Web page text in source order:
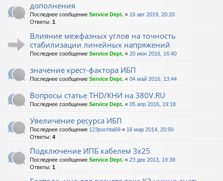
дополнения
Последнее сообщение Service Dept. « 16 авг 2019, 20:20
Ответы: 1
Влияние межфазных углов на точность
стабилизации линейных напряжений
Последнее сообщение Service Dept. « 20 июн 2016, 16:40
значение крест-фактора ИБП
Последнее сообщение Service Dept. « 04 май 2016, 13:44
Вопросы статье THD/КНИ на 380V.RU
Последнее сообщение Service Dept. « 05 апр 2016, 19:18
Увеличение ресурса ИБП
Последнее сообщение 123pochta69 « 16 мар 2014, 20:50
Ответы: 4
Подключение ИПБ кабелем 3х25
Последнее сообщение Service Dept. « 23 дек 2013, 19:39
Ответы: 1